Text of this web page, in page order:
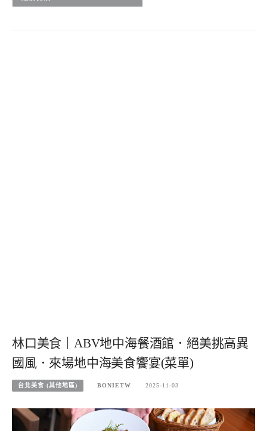
林口美食｜ABV地中海餐酒館．絕美挑高異
國風．來場地中海美食饗宴(菜單)
台北美食 (其他地區) BONIETW 2025-11-03